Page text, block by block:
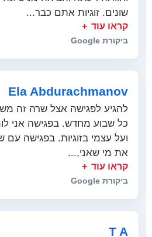
שונים. זוגיות אתם כבר...
קראו עוד
ביקורת Google
Ela Abdurachmanov
להגיע לפגישה אצל שרה זה
כל שבוע מחדש. בפגישה אני
ועל עצמי בזוגיות. בפגישה
את מי שאני,...
קראו עוד
ביקורת Google
T A